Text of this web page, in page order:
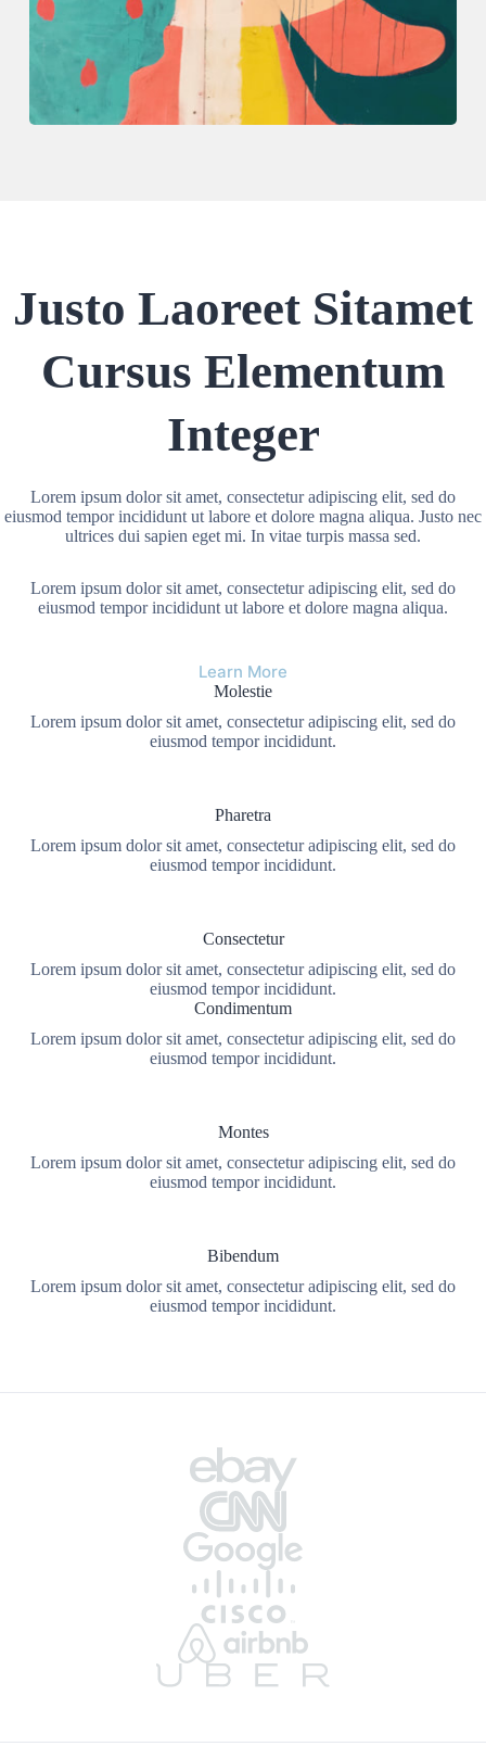
Justo Laoreet Sitamet
Cursus Elementum
Integer
Lorem ipsum dolor sit amet, consectetur adipiscing elit, sed do
eiusmod tempor incididunt ut labore et dolore magna aliqua. Justo nec
ultrices dui sapien eget mi. In vitae turpis massa sed.
Lorem ipsum dolor sit amet, consectetur adipiscing elit, sed do
eiusmod tempor incididunt ut labore et dolore magna aliqua.
Learn More
Molestie
Lorem ipsum dolor sit amet, consectetur adipiscing elit, sed do
eiusmod tempor incididunt.
Pharetra
Lorem ipsum dolor sit amet, consectetur adipiscing elit, sed do
eiusmod tempor incididunt.
Consectetur
Lorem ipsum dolor sit amet, consectetur adipiscing elit, sed do
eiusmod tempor incididunt.
Condimentum
Lorem ipsum dolor sit amet, consectetur adipiscing elit, sed do
eiusmod tempor incididunt.
Montes
Lorem ipsum dolor sit amet, consectetur adipiscing elit, sed do
eiusmod tempor incididunt.
Bibendum
Lorem ipsum dolor sit amet, consectetur adipiscing elit, sed do
eiusmod tempor incididunt.